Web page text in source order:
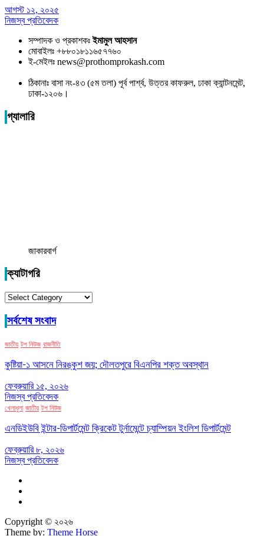
আগস্ট ১২, ২০২৫
নিজস্ব প্রতিবেদক
সম্পাদক ও প্রকাশকঃইমামুল আহসান
মোবাইলঃ +৮৮০১৮১১৬৫৭৭৬০
ই-মেইলঃ news@prothomprokash.com
ঠিকানাঃ বাসা নং-৪৩ (৫ম তলা) পূর্ব পার্শ্ব, উত্তর কাফরুল, ঢাকা ক্যান্টনমেন্ট,
ঢাকা-১২০৬।
গ্যালারি
জাকারবার্গ
ক্যাটাগরি
ক্যাটাগরি
সর্বশেষ সংবাদ
জাতীয় টপ নিউজ রাজনীতি
কুষ্টিয়া-১ আসনে নিরঙ্কুশ জয়; দৌলতপুরে বিএনপির শক্ত অবস্থান
ফেব্রুয়ারি ১৫, ২০২৬
নিজস্ব প্রতিবেদক
খেলাধুলা জাতীয় টপ নিউজ
এনডিইউবি ইন্টার-ডিপার্টমেন্ট ক্রিকেট টুর্নামেন্টে চ্যাম্পিয়ন ইংলিশ ডিপার্টমেন্ট
ফেব্রুয়ারি ৮, ২০২৬
নিজস্ব প্রতিবেদক
Copyright © ২০২৬
Theme by: Theme Horse